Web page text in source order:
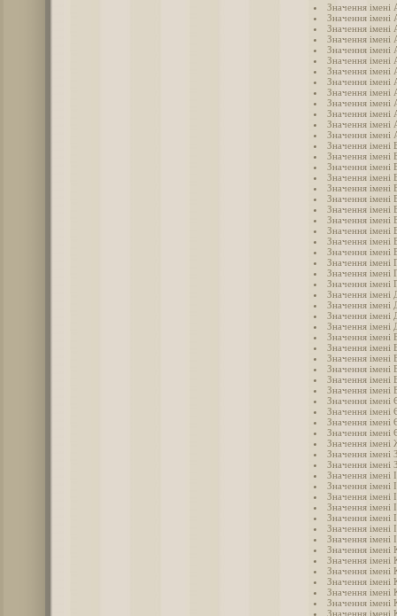
Значення імені
Значення імені
Значення імені
Значення імені
Значення імені
Значення імені
Значення імені
Значення імені
Значення імені
Значення імені
Значення імені
Значення імені
Значення імені
Значення імені
Значення імені
Значення імені
Значення імені
Значення імені
Значення імені
Значення імені
Значення імені
Значення імені
Значення імені
Значення імені
Значення імені
Значення імені
Значення імені
Значення імені
Значення імені
Значення імені
Значення імені
Значення імені
Значення імені
Значення імені
Значення імені
Значення імені
Значення імені
Значення імені
Значення імені
Значення імені
Значення імені
Значення імені
Значення імені
Значення імені
Значення імені
Значення імені
Значення імені
Значення імені
Значення імені
Значення імені
Значення імені
Значення імені
Значення імені
Значення імені
Значення імені
Значення імені
Значення імені
Значення імені